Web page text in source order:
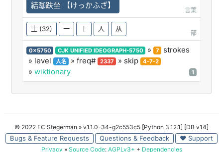
結跏趺坐 【けっかふざ】
言葉
土 (32) 一 丨 人 从
部
0x5750 CJK UNIFIED IDEOGRAPH-5750 » 7
strokes
» level
人名 » freq# 2337 » skip 4-7-2
» wiktionary 1
© 2022 FC Stegerman » v1.1.0-34-g2c553c5 [Python 3.12.1] [DB v14]
Bugs & Feature Requests Questions & Feedback ♥ Support
Privacy » Source Code: AGPLv3+ + Dependencies